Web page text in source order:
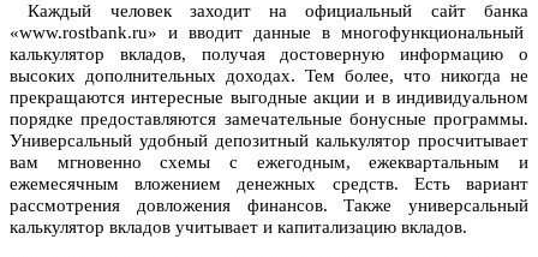
Каждый человек заходит на официальный сайт банка
«www.rostbank.ru» и вводит данные в многофункциональный
калькулятор вкладов, получая достоверную информацию о
высоких дополнительных доходах. Тем более, что никогда не
прекращаются интересные выгодные акции и в индивидуальном
порядке предоставляются замечательные бонусные программы.
Универсальный удобный депозитный калькулятор просчитывает
вам мгновенно схемы с ежегодным, ежеквартальным и
ежемесячным вложением денежных средств. Есть вариант
рассмотрения довложения финансов. Также универсальный
калькулятор вкладов учитывает и капитализацию вкладов.